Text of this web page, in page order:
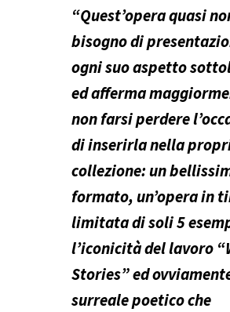
“Quest’opera quasi
bisogno di
ogni suo aspetto
ed afferma
non farsi perdere
di inserirla nella
collezione: un
formato, un’opera in
limitata di soli 5
l’iconicità del lavoro
Stories” ed
surreale poetico che